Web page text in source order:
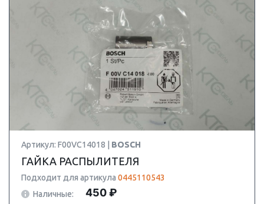
Артикул: F00VC14018 | BOSCH
ГАЙКА РАСПЫЛИТЕЛЯ
Подходит для артикула 0445110543
Наличные:
450 ₽